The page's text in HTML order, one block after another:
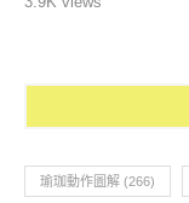
瑜珈動作圖解 (266)